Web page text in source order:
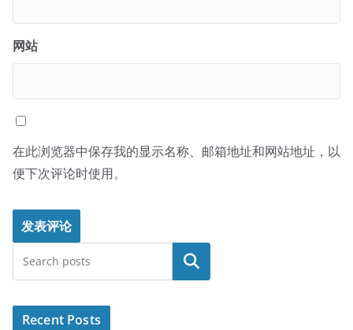
网站
在此浏览器中保存我的显示名称、邮箱地址和网站地址，以
便下次评论时使用。
搜索
Recent Posts